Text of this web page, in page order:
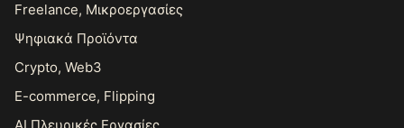
Freelance, Μικροεργασίες
Ψηφιακά Προϊόντα
Crypto, Web3
E-commerce, Flipping